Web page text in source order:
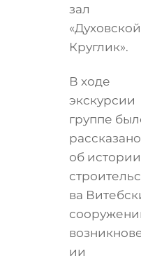
зал
«Духовской
Круглик».
В ходе
экскурсии
группе
рассказано
об истории
ва
ии